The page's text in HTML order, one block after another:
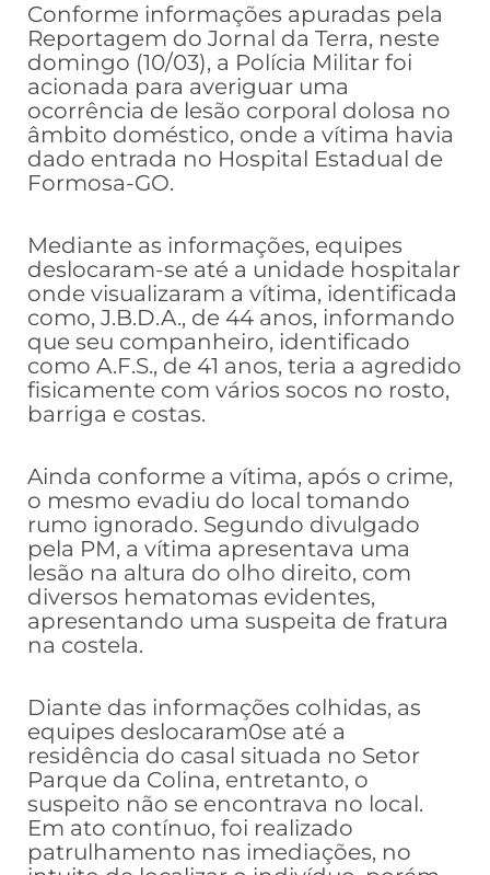
Conforme informações apuradas pela
Reportagem do Jornal da Terra, neste
domingo (10/03), a Polícia Militar foi
acionada para averiguar uma
ocorrência de lesão corporal dolosa no
âmbito doméstico, onde a vítima havia
dado entrada no Hospital Estadual de
Formosa-GO.
Mediante as informações, equipes
deslocaram-se até a unidade hospitalar
onde visualizaram a vítima, identificada
como, J.B.D.A., de 44 anos, informando
que seu companheiro, identificado
como A.F.S., de 41 anos, teria a agredido
fisicamente com vários socos no rosto,
barriga e costas.
Ainda conforme a vítima, após o crime,
o mesmo evadiu do local tomando
rumo ignorado. Segundo divulgado
pela PM, a vítima apresentava uma
lesão na altura do olho direito, com
diversos hematomas evidentes,
apresentando uma suspeita de fratura
na costela.
Diante das informações colhidas, as
equipes deslocaram0se até a
residência do casal situada no Setor
Parque da Colina, entretanto, o
suspeito não se encontrava no local.
Em ato contínuo, foi realizado
patrulhamento nas imediações, no